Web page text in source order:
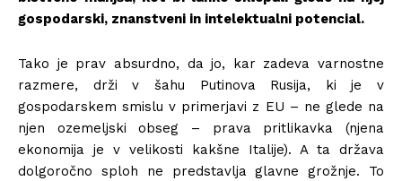
gospodarski, znanstveni in intelektualni potencial.
Tako je prav absurdno, da jo, kar zadeva varnostne
razmere, drži v šahu Putinova Rusija, ki je v
gospodarskem smislu v primerjavi z EU – ne glede na
njen ozemeljski obseg – prava pritlikavka (njena
ekonomija je v velikosti kakšne Italije). A ta država
dolgoročno sploh ne predstavlja glavne grožnje. To